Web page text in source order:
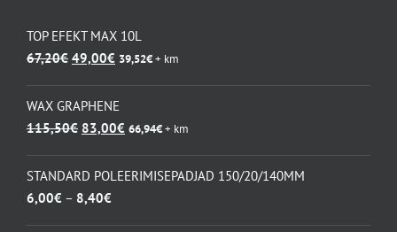
TOP EFEKT MAX 10L
67,20€ Algne
oli:
67,20€.
49,00€Praegune
on:
49,00€.
39,52€+ km
WAX GRAPHENE
115,50€ Algne
oli:
115,50€.
83,00€Praegune
on:
66,94€+ km
STANDARD POLEERIMISEPADJAD 150/20/140MM
6,00€ – 8,40€Hinnavahemik: